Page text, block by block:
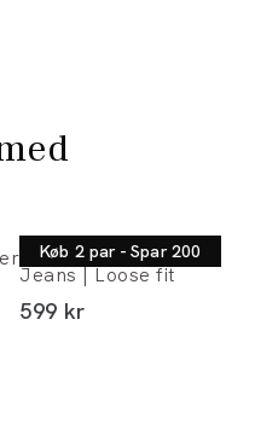
Køb 2 par - Spar 200
Lindbergh
Jeans | Loose fit
I alt (inkl. rabat)
599 kr